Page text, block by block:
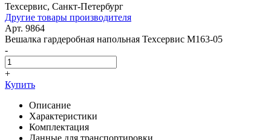
Техсервис, Санкт-Петербург
Другие товары производителя
Арт. 9864
Вешалка гардеробная напольная Техсервис М163-05
-
+
Купить
Описание
Характеристики
Комплектация
Данные для транспортировки